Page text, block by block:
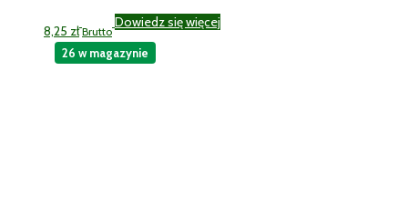
8,25 zł Brutto
Dowiedz się więcej
26 w magazynie